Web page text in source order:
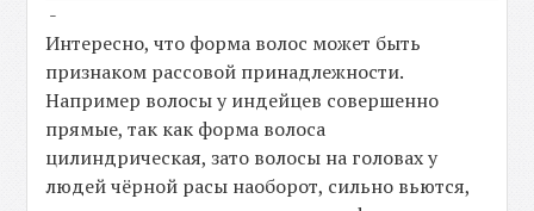
-
Интересно, что форма волос может быть
признаком рассовой принадлежности.
Например волосы у индейцев совершенно
прямые, так как форма волоса
цилиндрическая, зато волосы на головах у
людей чёрной расы наоборот, сильно вьются,